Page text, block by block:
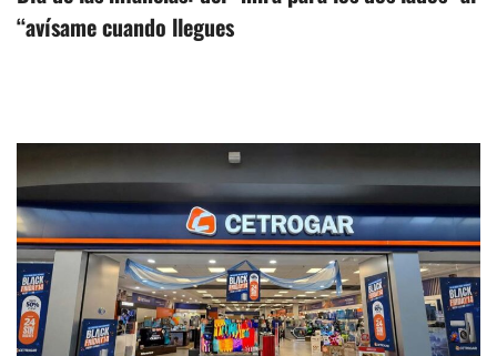
“avísame cuando llegues